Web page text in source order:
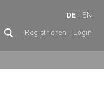
DE EN
Registrieren Login